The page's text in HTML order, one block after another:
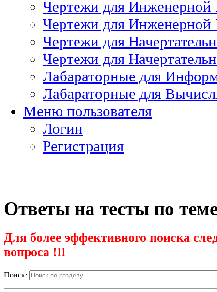
Чертежи для
Чертежи для
Чертежи для
Чертежи для
Лабараторные для
Лабараторные для
Меню пользователя
Логин
Регистрация
Ответы на тесты по
Для более эффективного поиска
вопроса !!!
Поиск: